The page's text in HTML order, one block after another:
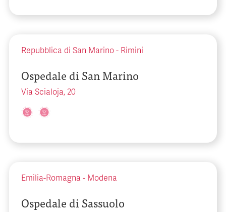
Repubblica di San Marino - Rimini
Ospedale di San Marino
Via Scialoja, 20
Emilia-Romagna - Modena
Ospedale di Sassuolo